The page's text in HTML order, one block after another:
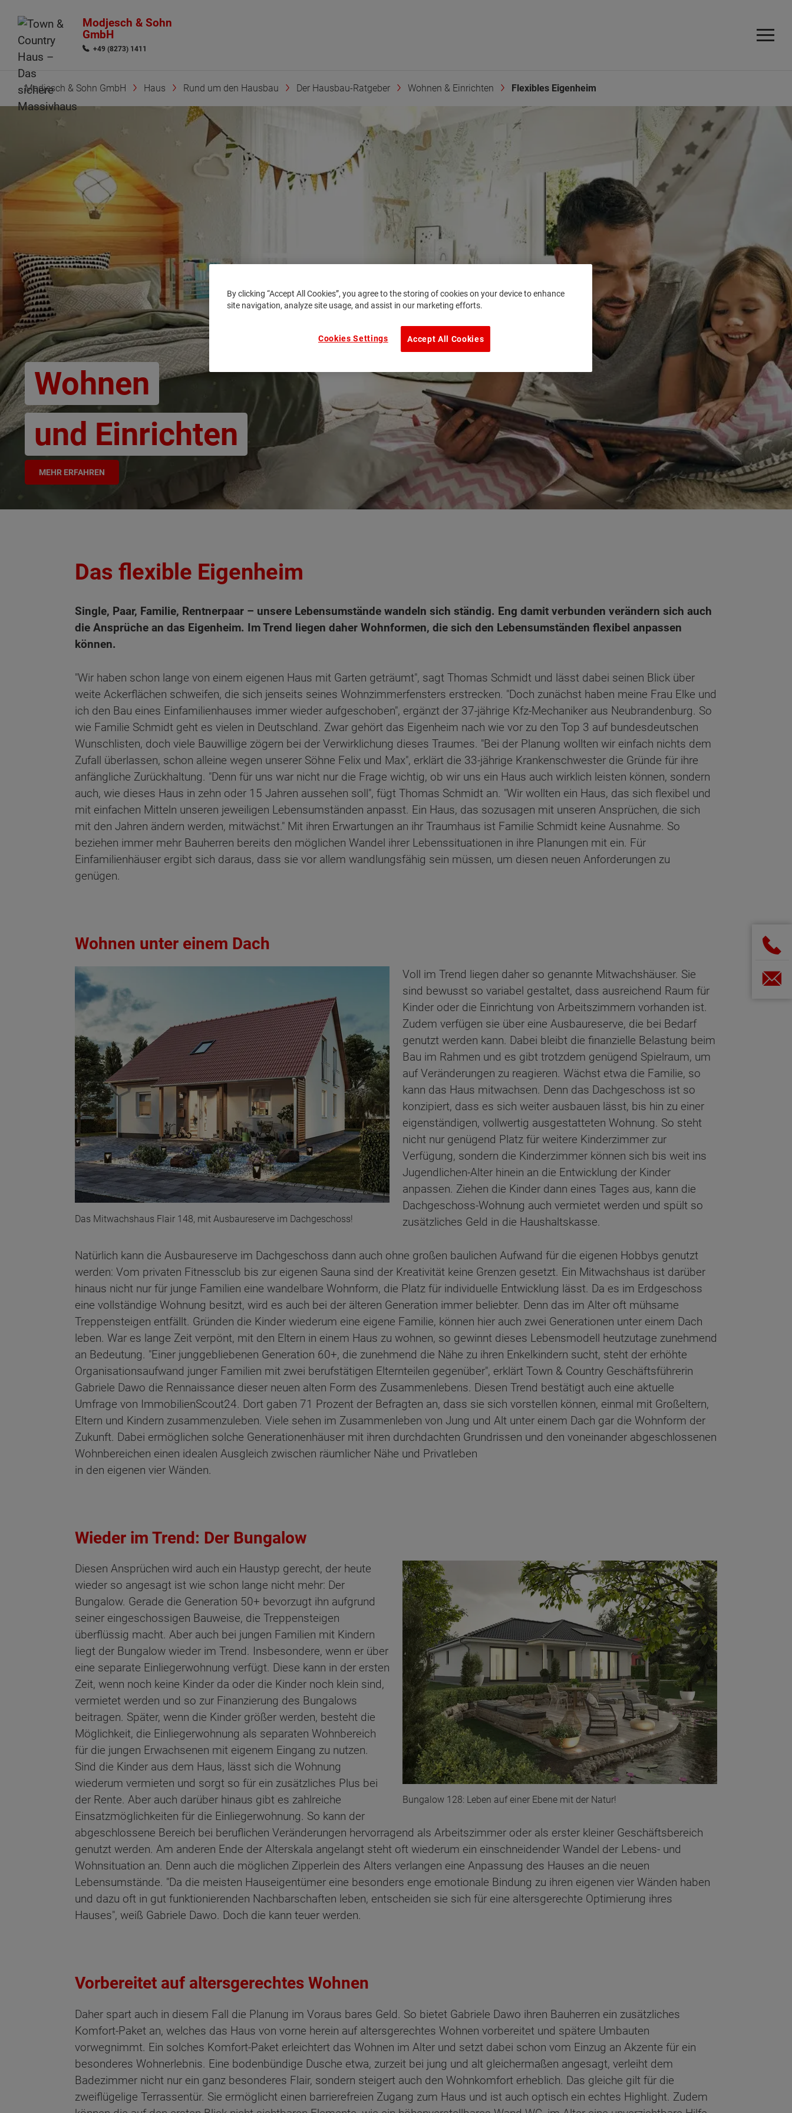
Modjesch & Sohn
GmbH
+49 (8273) 1411
Modjesch & Sohn GmbH Haus Rund um den Hausbau Der Hausbau-Ratgeber Wohnen & Einrichten Flexibles Eigenheim
Wohnen
und Einrichten
MEHR ERFAHREN
Das flexible Eigenheim
Single, Paar, Familie, Rentnerpaar – unsere Lebensumstände wandeln sich ständig. Eng damit verbunden verändern sich auch
die Ansprüche an das Eigenheim. Im Trend liegen daher Wohnformen, die sich den Lebensumständen flexibel anpassen
können.
"Wir haben schon lange von einem eigenen Haus mit Garten geträumt", sagt Thomas Schmidt und lässt dabei seinen Blick über
weite Ackerflächen schweifen, die sich jenseits seines Wohnzimmerfensters erstrecken. "Doch zunächst haben meine Frau Elke und
ich den Bau eines Einfamilienhauses immer wieder aufgeschoben", ergänzt der 37-jährige Kfz-Mechaniker aus Neubrandenburg. So
wie Familie Schmidt geht es vielen in Deutschland. Zwar gehört das Eigenheim nach wie vor zu den Top 3 auf bundesdeutschen
Wunschlisten, doch viele Bauwillige zögern bei der Verwirklichung dieses Traumes. "Bei der Planung wollten wir einfach nichts dem
Zufall überlassen, schon alleine wegen unserer Söhne Felix und Max", erklärt die 33-jährige Krankenschwester die Gründe für ihre
anfängliche Zurückhaltung. "Denn für uns war nicht nur die Frage wichtig, ob wir uns ein Haus auch wirklich leisten können, sondern
auch, wie dieses Haus in zehn oder 15 Jahren aussehen soll", fügt Thomas Schmidt an. "Wir wollten ein Haus, das sich flexibel und
mit einfachen Mitteln unseren jeweiligen Lebensumständen anpasst. Ein Haus, das sozusagen mit unseren Ansprüchen, die sich
mit den Jahren ändern werden, mitwächst." Mit ihren Erwartungen an ihr Traumhaus ist Familie Schmidt keine Ausnahme. So
beziehen immer mehr Bauherren bereits den möglichen Wandel ihrer Lebenssituationen in ihre Planungen mit ein. Für
Einfamilienhäuser ergibt sich daraus, dass sie vor allem wandlungsfähig sein müssen, um diesen neuen Anforderungen zu
genügen.
Wohnen unter einem Dach
Das Mitwachshaus Flair 148, mit Ausbaureserve im Dachgeschoss!
Voll im Trend liegen daher so genannte Mitwachshäuser. Sie
sind bewusst so variabel gestaltet, dass ausreichend Raum für
Kinder oder die Einrichtung von Arbeitszimmern vorhanden ist.
Zudem verfügen sie über eine Ausbaureserve, die bei Bedarf
genutzt werden kann. Dabei bleibt die finanzielle Belastung beim
Bau im Rahmen und es gibt trotzdem genügend Spielraum, um
auf Veränderungen zu reagieren. Wächst etwa die Familie, so
kann das Haus mitwachsen. Denn das Dachgeschoss ist so
konzipiert, dass es sich weiter ausbauen lässt, bis hin zu einer
eigenständigen, vollwertig ausgestatteten Wohnung. So steht
nicht nur genügend Platz für weitere Kinderzimmer zur
Verfügung, sondern die Kinderzimmer können sich bis weit ins
Jugendlichen-Alter hinein an die Entwicklung der Kinder
anpassen. Ziehen die Kinder dann eines Tages aus, kann die
Dachgeschoss-Wohnung auch vermietet werden und spült so
zusätzliches Geld in die Haushaltskasse.
Natürlich kann die Ausbaureserve im Dachgeschoss dann auch ohne großen baulichen Aufwand für die eigenen Hobbys genutzt
werden: Vom privaten Fitnessclub bis zur eigenen Sauna sind der Kreativität keine Grenzen gesetzt. Ein Mitwachshaus ist darüber
hinaus nicht nur für junge Familien eine wandelbare Wohnform, die Platz für individuelle Entwicklung lässt. Da es im Erdgeschoss
eine vollständige Wohnung besitzt, wird es auch bei der älteren Generation immer beliebter. Denn das im Alter oft mühsame
Treppensteigen entfällt. Gründen die Kinder wiederum eine eigene Familie, können hier auch zwei Generationen unter einem Dach
leben. War es lange Zeit verpönt, mit den Eltern in einem Haus zu wohnen, so gewinnt dieses Lebensmodell heutzutage zunehmend
an Bedeutung. "Einer junggebliebenen Generation 60+, die zunehmend die Nähe zu ihren Enkelkindern sucht, steht der erhöhte
Organisationsaufwand junger Familien mit zwei berufstätigen Elternteilen gegenüber", erklärt Town & Country Geschäftsführerin
Gabriele Dawo die Rennaissance dieser neuen alten Form des Zusammenlebens. Diesen Trend bestätigt auch eine aktuelle
Umfrage von ImmobilienScout24. Dort gaben 71 Prozent der Befragten an, dass sie sich vorstellen können, einmal mit Großeltern,
Eltern und Kindern zusammenzuleben. Viele sehen im Zusammenleben von Jung und Alt unter einem Dach gar die Wohnform der
Zukunft. Dabei ermöglichen solche Generationenhäuser mit ihren durchdachten Grundrissen und den voneinander abgeschlossenen
Wohnbereichen einen idealen Ausgleich zwischen räumlicher Nähe und Privatleben
in den eigenen vier Wänden.
Wieder im Trend: Der Bungalow
Bungalow 128: Leben auf einer Ebene mit der Natur!
Diesen Ansprüchen wird auch ein Haustyp gerecht, der heute
wieder so angesagt ist wie schon lange nicht mehr: Der
Bungalow. Gerade die Generation 50+ bevorzugt ihn aufgrund
seiner eingeschossigen Bauweise, die Treppensteigen
überflüssig macht. Aber auch bei jungen Familien mit Kindern
liegt der Bungalow wieder im Trend. Insbesondere, wenn er über
eine separate Einliegerwohnung verfügt. Diese kann in der ersten
Zeit, wenn noch keine Kinder da oder die Kinder noch klein sind,
vermietet werden und so zur Finanzierung des Bungalows
beitragen. Später, wenn die Kinder größer werden, besteht die
Möglichkeit, die Einliegerwohnung als separaten Wohnbereich
für die jungen Erwachsenen mit eigenem Eingang zu nutzen.
Sind die Kinder aus dem Haus, lässt sich die Wohnung
wiederum vermieten und sorgt so für ein zusätzliches Plus bei
der Rente. Aber auch darüber hinaus gibt es zahlreiche
Einsatzmöglichkeiten für die Einliegerwohnung. So kann der
abgeschlossene Bereich bei beruflichen Veränderungen hervorragend als Arbeitszimmer oder als erster kleiner Geschäftsbereich
genutzt werden. Am anderen Ende der Alterskala angelangt steht oft wiederum ein einschneidender Wandel der Lebens- und
Wohnsituation an. Denn auch die möglichen Zipperlein des Alters verlangen eine Anpassung des Hauses an die neuen
Lebensumstände. "Da die meisten Hauseigentümer eine besonders enge emotionale Bindung zu ihren eigenen vier Wänden haben
und dazu oft in gut funktionierenden Nachbarschaften leben, entscheiden sie sich für eine altersgerechte Optimierung ihres
Hauses", weiß Gabriele Dawo. Doch die kann teuer werden.
Vorbereitet auf altersgerechtes Wohnen
Daher spart auch in diesem Fall die Planung im Voraus bares Geld. So bietet Gabriele Dawo ihren Bauherren ein zusätzliches
Komfort-Paket an, welches das Haus von vorne herein auf altersgerechtes Wohnen vorbereitet und spätere Umbauten
vorwegnimmt. Ein solches Komfort-Paket erleichtert das Wohnen im Alter und setzt dabei schon vom Einzug an Akzente für ein
besonderes Wohnerlebnis. Eine bodenbündige Dusche etwa, zurzeit bei jung und alt gleichermaßen angesagt, verleiht dem
Badezimmer nicht nur ein ganz besonderes Flair, sondern steigert auch den Wohnkomfort erheblich. Das gleiche gilt für die
zweiflügelige Terrassentür. Sie ermöglicht einen barrierefreien Zugang zum Haus und ist auch optisch ein echtes Highlight. Zudem
Wonach möchten Sie suchen?
By clicking “Accept All Cookies”, you agree to the storing of cookies on your device to enhance
site navigation, analyze site usage, and assist in our marketing efforts.
Accept All Cookies
Cookies Settings